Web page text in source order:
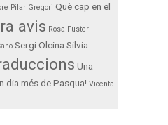
Pilar Gregori Què cap en el
avis Rosa Fuster
Sergi Olcina Silvia
Una
dia més de Pasqua! Vicenta